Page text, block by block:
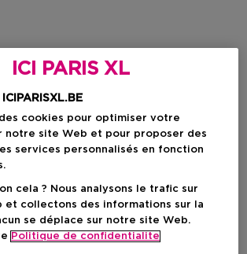
ICI PARIS XL
cookies pour optimiser votre
notre site Web et pour proposer des
services personnalisés en fonction
cela ? Nous analysons le trafic sur
et collectons des informations sur la
se déplace sur notre site Web.
Politique de confidentialite